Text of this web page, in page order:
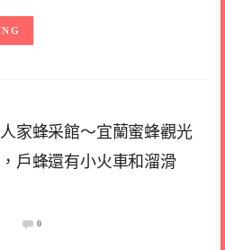
家蜂采館～宜蘭蜜蜂觀光
戶蜂還有小火車和溜滑
0